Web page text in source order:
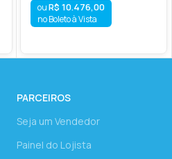
R$ 10.476,00
no Boleto à Vista
PARCEIROS
Seja um Vendedor
Painel do Lojista